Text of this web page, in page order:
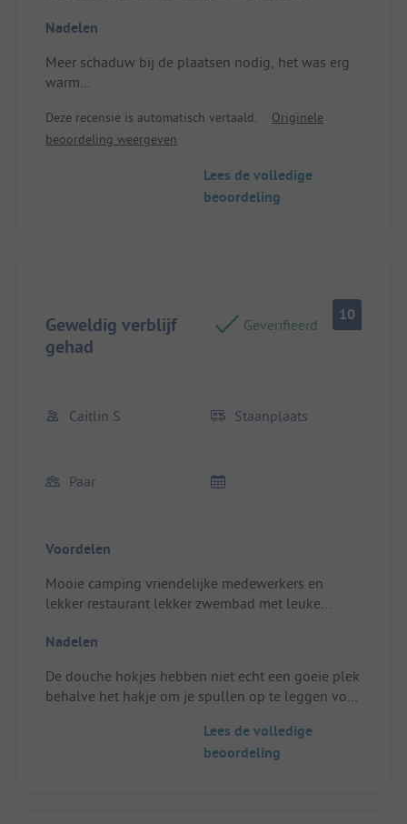
plek
Nadelen
Meer schaduw bij de plaatsen nodig, het was erg
warm
Locatie/Huuraccommodatie: Niet genoeg schaduw,
het was erg warm
Deze recensie is automatisch vertaald.
Originele
beoordeling weergeven
Lees de volledige
beoordeling
Geweldig verblijf
gehad
Geverifieerd
10
Caitlin S Staanplaats
Paar
Voordelen
Mooie camping vriendelijke medewerkers en
lekker restaurant lekker zwembad met leuke
Standplaats/Huuraccommodatie: Mooi perfect
Nadelen
De douche hokjes hebben niet echt een goeie plek
behalve het hakje om je spullen op te leggen voor
Lees de volledige
beoordeling